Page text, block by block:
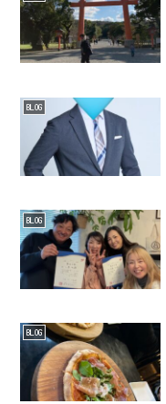
BLOG
BLOG
BLOG